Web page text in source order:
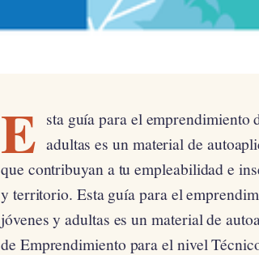
E sta guía para el emprendimiento
adultas es un material de
que contribuyan a tu empleabilidad e
y territorio. Esta guía para el
jóvenes y adultas es un material de
de Emprendimiento para el nivel